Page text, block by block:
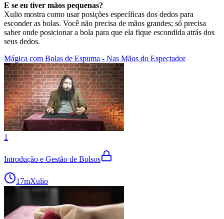
E se eu tiver mãos pequenas?
Xulio mostra como usar posições específicas dos dedos para
esconder as bolas. Você não precisa de mãos grandes; só precisa
saber onde posicionar a bola para que ela fique escondida atrás dos
seus dedos.
Mágica com Bolas de Espuma - Nas Mãos do Espectador
1
Introdução e Gestão de Bolsos
17mXulio